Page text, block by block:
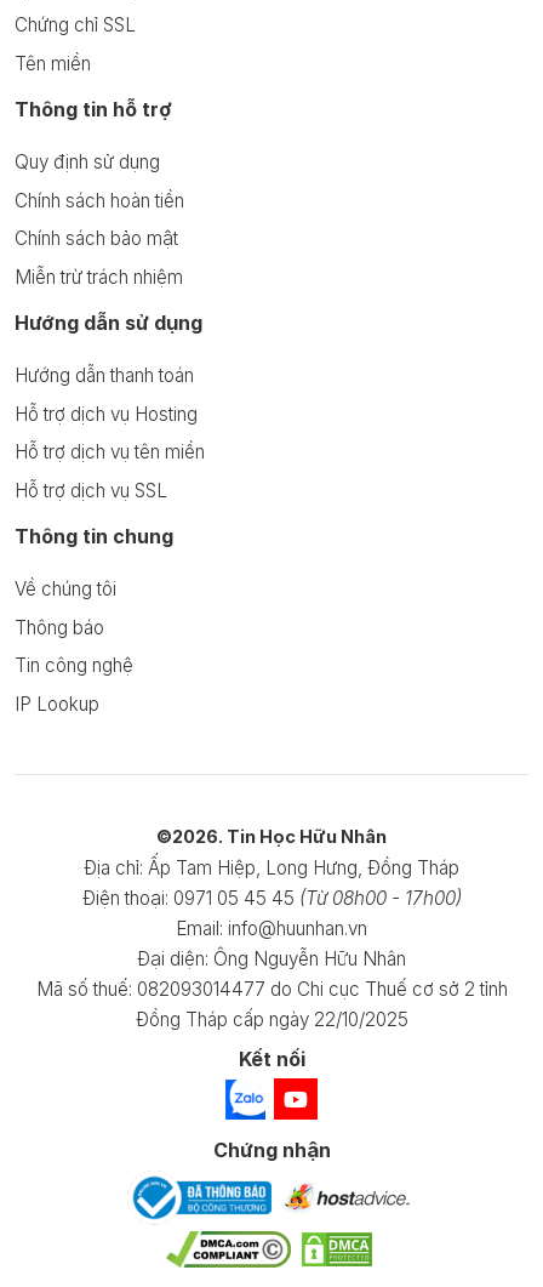
Chứng chỉ SSL
Tên miền
Thông tin hỗ trợ
Quy định sử dụng
Chính sách hoàn tiền
Chính sách bảo mật
Miễn trừ trách nhiệm
Hướng dẫn sử dụng
Hướng dẫn thanh toán
Hỗ trợ dịch vụ Hosting
Hỗ trợ dịch vụ tên miền
Hỗ trợ dịch vụ SSL
Thông tin chung
Về chúng tôi
Thông báo
Tin công nghệ
IP Lookup
©2026. Tin Học Hữu Nhân
Địa chỉ: Ấp Tam Hiệp, Long Hưng, Đồng Tháp
Điện thoại: 0971 05 45 45 (Từ 08h00 - 17h00)
Email: info@huunhan.vn
Đại diện: Ông Nguyễn Hữu Nhân
Mã số thuế: 082093014477 do Chi cục Thuế cơ sở 2 tỉnh
Đồng Tháp cấp ngày 22/10/2025
Kết nối
Chứng nhận